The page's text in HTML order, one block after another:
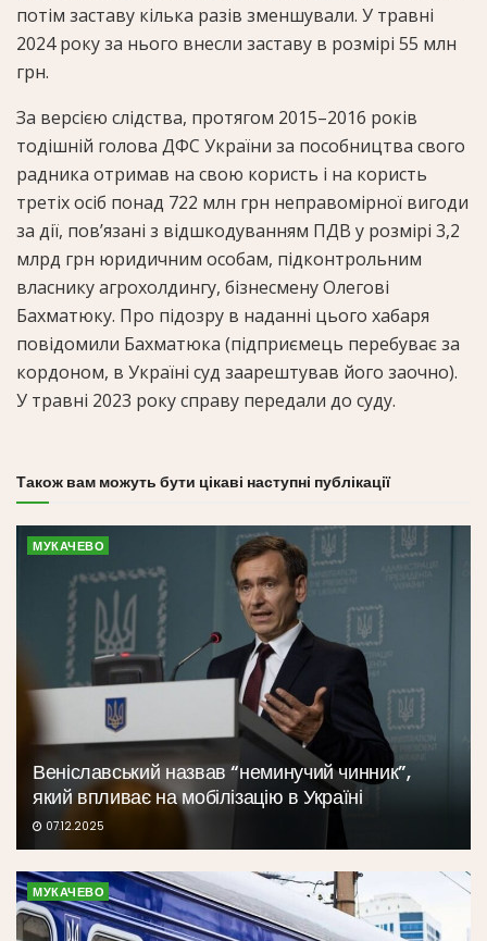
потім заставу кілька разів зменшували. У травні
2024 року за нього внесли заставу в розмірі 55 млн
грн.
За версією слідства, протягом 2015–2016 років
тодішній голова ДФС України за пособництва свого
радника отримав на свою користь і на користь
третіх осіб понад 722 млн грн неправомірної вигоди
за дії, пов’язані з відшкодуванням ПДВ у розмірі 3,2
млрд грн юридичним особам, підконтрольним
власнику агрохолдингу, бізнесмену Олегові
Бахматюку. Про підозру в наданні цього хабаря
повідомили Бахматюка (підприємець перебуває за
кордоном, в Україні суд заарештував його заочно).
У травні 2023 року справу передали до суду.
Також вам можуть бути цікаві наступні публікації
МУКАЧЕВО
Веніславський назвав “неминучий чинник”,
який впливає на мобілізацію в Україні
07.12.2025
МУКАЧЕВО